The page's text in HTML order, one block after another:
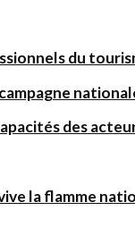
du
des
la flamme